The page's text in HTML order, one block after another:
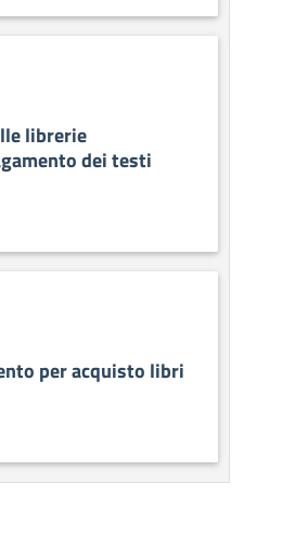
librerie
dei testi
per acquisto libri